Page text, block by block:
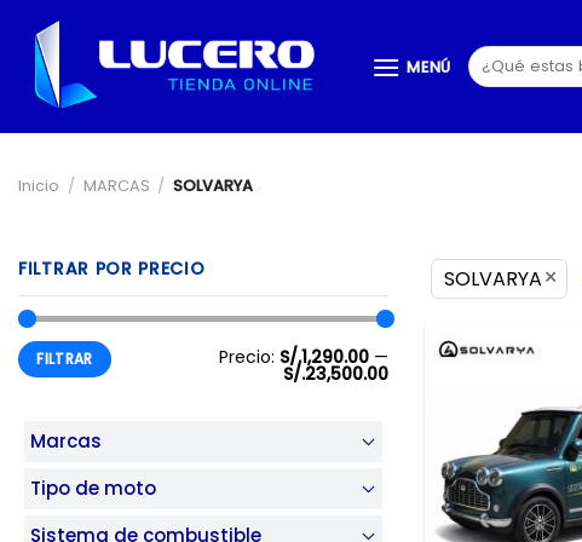
contenido
MENÚ
Buscar
por:
Inicio / MARCAS / SOLVARYA
FILTRAR POR PRECIO
Precio
mínimo
Precio
máximo
FILTRAR Precio: S/.1,290.00 —
S/.23,500.00
Marcas
Tipo de moto
Sistema de combustible
SOLVARYA×